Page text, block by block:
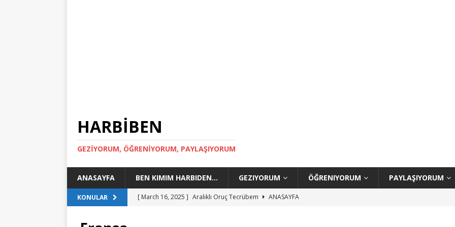
HARBİBEN
GEZİYORUM, ÖĞRENİYORUM, PAYLAŞIYORUM
ANASAYFA BEN KIMIM HARBIDEN… GEZIYORUM ÖĞRENIYORUM PAYLAŞIYORUM
KONULAR [ March 16, 2025 ] Aralıklı Oruç Tecrübem
ANASAYFA